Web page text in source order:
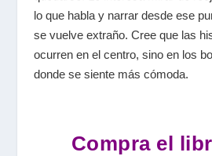
lo que habla y narrar desde ese
se vuelve extraño. Cree que las
ocurren en el centro, sino en los
donde se siente más cómoda.
Compra el